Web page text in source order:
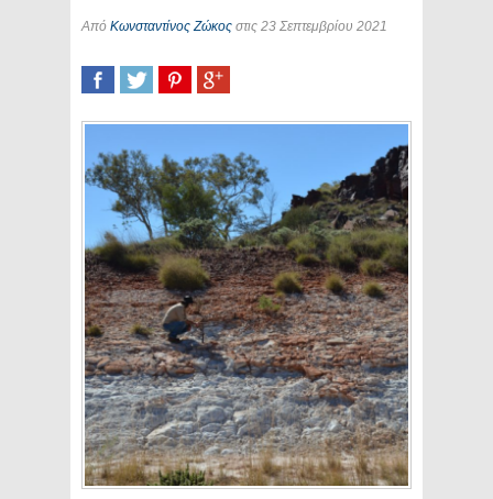
Από Κωνσταντίνος Ζώκος στις 23 Σεπτεμβρίου 2021